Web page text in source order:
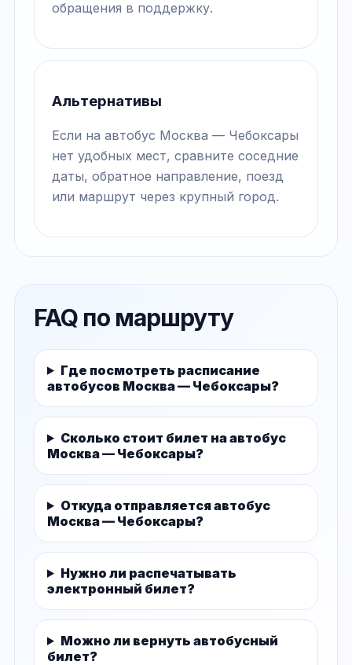
обращения в поддержку.
Альтернативы
Если на автобус Москва — Чебоксары
нет удобных мест, сравните соседние
даты, обратное направление, поезд
или маршрут через крупный город.
FAQ по маршруту
Где посмотреть расписание
автобусов Москва — Чебоксары?
Сколько стоит билет на автобус
Москва — Чебоксары?
Откуда отправляется автобус
Москва — Чебоксары?
Нужно ли распечатывать
электронный билет?
Можно ли вернуть автобусный
билет?